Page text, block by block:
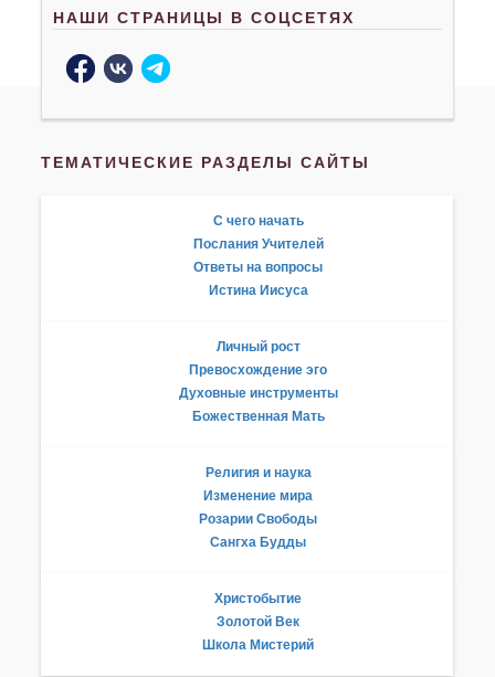
НАШИ СТРАНИЦЫ В СОЦСЕТЯХ
ТЕМАТИЧЕСКИЕ РАЗДЕЛЫ САЙТЫ
С чего начать
Послания Учителей
Ответы на вопросы
Истина Иисуса
Личный рост
Превосхождение эго
Духовные инструменты
Божественная Мать
Религия и наука
Изменение мира
Розарии Свободы
Сангха Будды
Христобытие
Золотой Век
Школа Мистерий